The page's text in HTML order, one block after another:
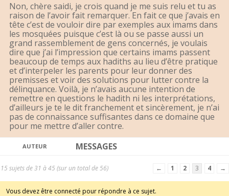
Non, chère saidi, je crois quand je me suis relu et tu as
raison de l’avoir fait remarquer. En fait ce que j’avais en
tête c’est de vouloir dire par exemples aux imams dans
les mosquées puisque c’est là ou se passe aussi un
grand rassemblement de gens concernés, je voulais
dire que j’ai l’impression que certains imams passent
beaucoup de temps aux hadiths au lieu d’être pratique
et d’interpeler les parents pour leur donner des
premisses et voir des solutions pour lutter contre la
délinquance. Voilà, je n’avais aucune intention de
remettre en questions le hadith ni les interprétations,
d’ailleurs je te le dit franchement et sincèrement, je n’ai
pas de connaissance suffisantes dans ce domaine que
pour me mettre d’aller contre.
AUTEUR MESSAGES
15 sujets de 31 à 45 (sur un total de 56) ← 1 2 3 4 →
Vous devez être connecté pour répondre à ce sujet.